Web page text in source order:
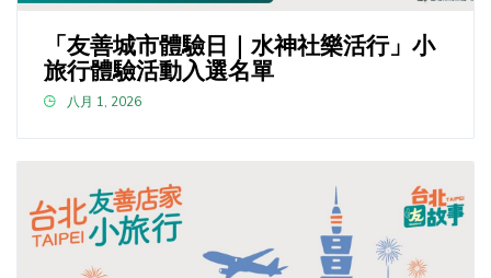
「友善城市體驗日｜水神社樂活行」小
旅行體驗活動入選名單
八月 1, 2026